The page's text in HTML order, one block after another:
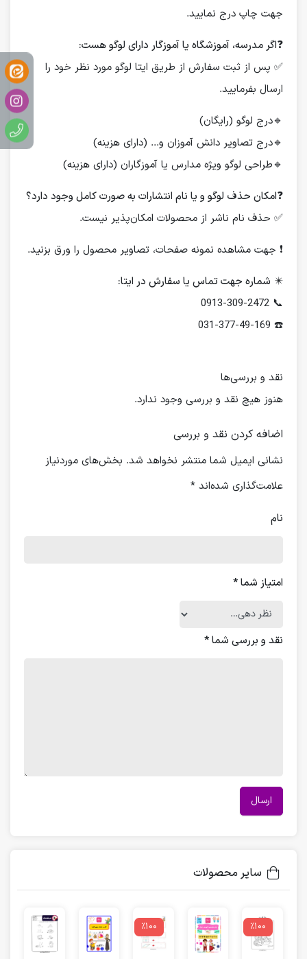
جهت چاپ درج نمایید.
❓اگر مدرسه، آموزشگاه یا آموزگار دارای لوگو هست:
✅ پس از ثبت سفارش از طریق ایتا لوگو مورد نظر خود را
ارسال بفرمایید.
🔹درج لوگو (رایگان)
🔹درج تصاویر دانش آموزان و... (دارای هزینه)
🔹طراحی لوگو ویژه مدارس یا آموزگاران (دارای هزینه)
❓امکان حذف لوگو و یا نام انتشارات به صورت کامل وجود دارد؟
✅ حذف نام ناشر از محصولات امکان‌پذیر نیست.
❗️ جهت مشاهده نمونه صفحات، تصاویر محصول را ورق بزنید.
✴️ شماره جهت تماس یا سفارش در ایتا:
📞 0913-309-2472
☎️ 031-377-49-169
نقد و بررسی‌ها
هنوز هیچ نقد و بررسی وجود ندارد.
اضافه کردن نقد و بررسی
نشانی ایمیل شما منتشر نخواهد شد. بخش‌های موردنیاز
علامت‌گذاری شده‌اند *
نام
امتیاز شما*
نقد و بررسی شما*
سایر محصولات
٪100 ٪100